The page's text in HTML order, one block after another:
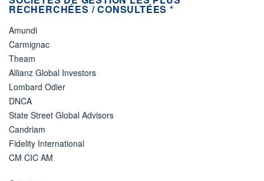
RECHERCHÉES / CONSULTÉES *
Amundi
Carmignac
Theam
Allianz Global Investors
Lombard Odier
DNCA
State Street Global Advisors
Candriam
Fidelity International
CM CIC AM